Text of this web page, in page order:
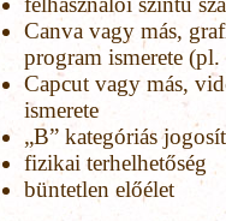
Canva vagy más,
program ismerete
Capcut vagy más,
ismerete
„B” kategóriás
fizikai terhelhetőség
büntetlen előélet